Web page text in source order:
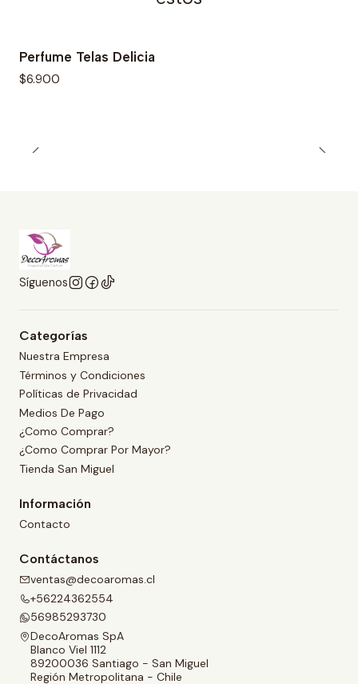
Perfume Telas Delicia
$6.900
Síguenos
Categorías
Nuestra Empresa
Términos y Condiciones
Políticas de Privacidad
Medios De Pago
¿Como Comprar?
¿Como Comprar Por Mayor?
Tienda San Miguel
Información
Contacto
Contáctanos
ventas@decoaromas.cl
+56224362554
56985293730
DecoAromas SpA
Blanco Viel 1112
89200036 Santiago - San Miguel
Región Metropolitana - Chile